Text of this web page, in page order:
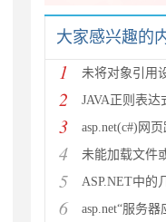
大家感兴趣的
1 未将对象引用设置
2 JAVA正则表达
3 asp.net(c#)网
4 未能加载文件或程序集
5 ASP.NET中的几
6 asp.net“服务器